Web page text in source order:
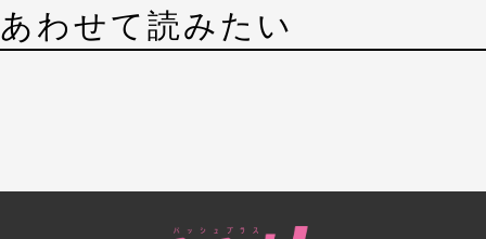
あわせて読みたい